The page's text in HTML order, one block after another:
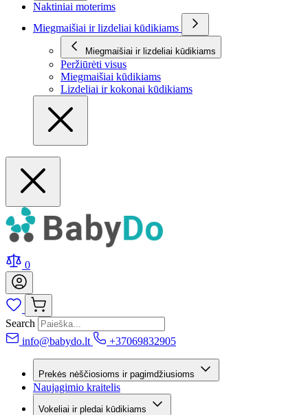
Naktiniai moterims
Miegmaišiai ir lizdeliai kūdikiams
Miegmaišiai ir lizdeliai kūdikiams
Peržiūrėti visus
Miegmaišiai kūdikiams
Lizdeliai ir kokonai kūdikiams
0
Search
info@babydo.lt
+37069832905
Prekės nėščiosioms ir pagimdžiusioms
Naujagimio kraitelis
Vokeliai ir pledai kūdikiams